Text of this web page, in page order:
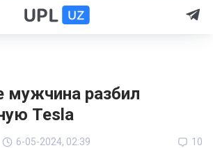
мужчина разбил
Tesla
6-05-2024, 02:39 10